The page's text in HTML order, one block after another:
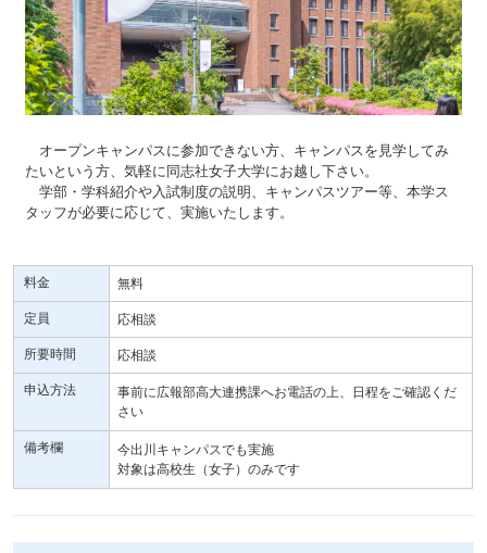
オープンキャンパスに参加できない方、キャンパスを見学してみ
たいという方、気軽に同志社女子大学にお越し下さい。
学部・学科紹介や入試制度の説明、キャンパスツアー等、本学ス
タッフが必要に応じて、実施いたします。
料金 無料
定員 応相談
所要時間 応相談
申込方法
事前に広報部高大連携課へお電話の上、日程をご確認くだ
さい
備考欄
今出川キャンパスでも実施
対象は高校生（女子）のみです